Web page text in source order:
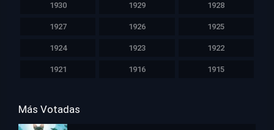
1930 1929 1928
1927 1926 1925
1924 1923 1922
1921 1916 1915
Más Votadas